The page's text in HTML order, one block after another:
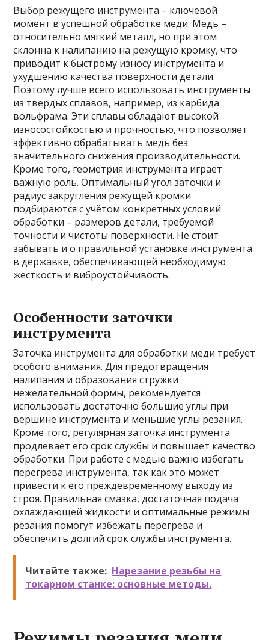
Выбор режущего инструмента – ключевой
момент в успешной обработке меди. Медь –
относительно мягкий металл, но при этом
склонна к налипанию на режущую кромку, что
приводит к быстрому износу инструмента и
ухудшению качества поверхности детали.
Поэтому лучше всего использовать инструменты
из твердых сплавов, например, из карбида
вольфрама. Эти сплавы обладают высокой
износостойкостью и прочностью, что позволяет
эффективно обрабатывать медь без
значительного снижения производительности.
Кроме того, геометрия инструмента играет
важную роль. Оптимальный угол заточки и
радиус закругления режущей кромки
подбираются с учётом конкретных условий
обработки – размеров детали, требуемой
точности и чистоты поверхности. Не стоит
забывать и о правильной установке инструмента
в державке, обеспечивающей необходимую
жесткость и виброустойчивость.
Особенности заточки
инструмента
Заточка инструмента для обработки меди требует
особого внимания. Для предотвращения
налипания и образования стружки
нежелательной формы, рекомендуется
использовать достаточно большие углы при
вершине инструмента и меньшие углы резания.
Кроме того, регулярная заточка инструмента
продлевает его срок службы и повышает качество
обработки. При работе с медью важно избегать
перегрева инструмента, так как это может
привести к его преждевременному выходу из
строя. Правильная смазка, достаточная подача
охлаждающей жидкости и оптимальные режимы
резания помогут избежать перегрева и
обеспечить долгий срок службы инструмента.
Читайте также: Нарезание резьбы на
токарном станке: основные методы.